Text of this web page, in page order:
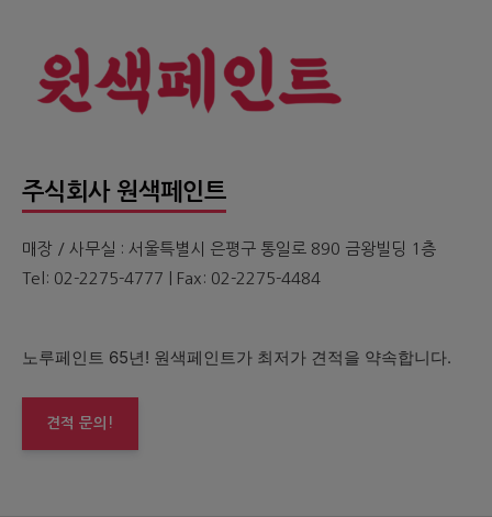
주식회사 원색페인트
매장 / 사무실 : 서울특별시 은평구 통일로 890 금왕빌딩 1층
Tel: 02-2275-4777 | Fax: 02-2275-4484
노루페인트 65년! 원색페인트가 최저가 견적을 약속합니다.
견적 문의!